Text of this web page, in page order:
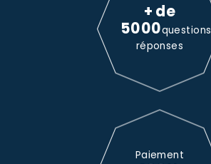
+ de
5000questions
réponses
Paiement